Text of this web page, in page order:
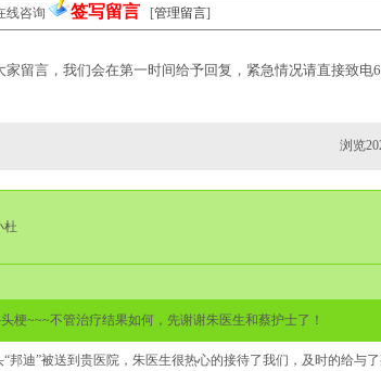
线咨询 签写留言 [管理留言]
家留言，我们会在第一时间给予回复，紧急情况请直接致电
浏览
杜
梗~~~不管治疗结果如何，先谢谢朱医生和蔡护士了！
“邦迪”被送到贵医院，朱医生很热心的接待了我们，及时的给